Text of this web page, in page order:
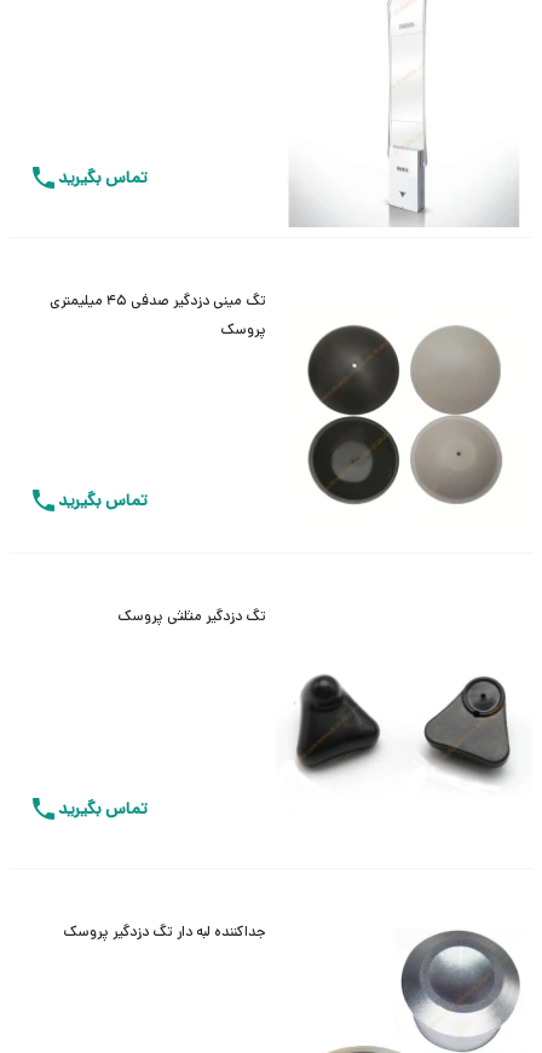
تماس بگیرید
تگ مینی دزدگیر صدفی 45 میلیمتری
پروسک
تماس بگیرید
تگ دزدگیر مثلثی پروسک
تماس بگیرید
جداکننده لبه دار تگ دزدگیر پروسک